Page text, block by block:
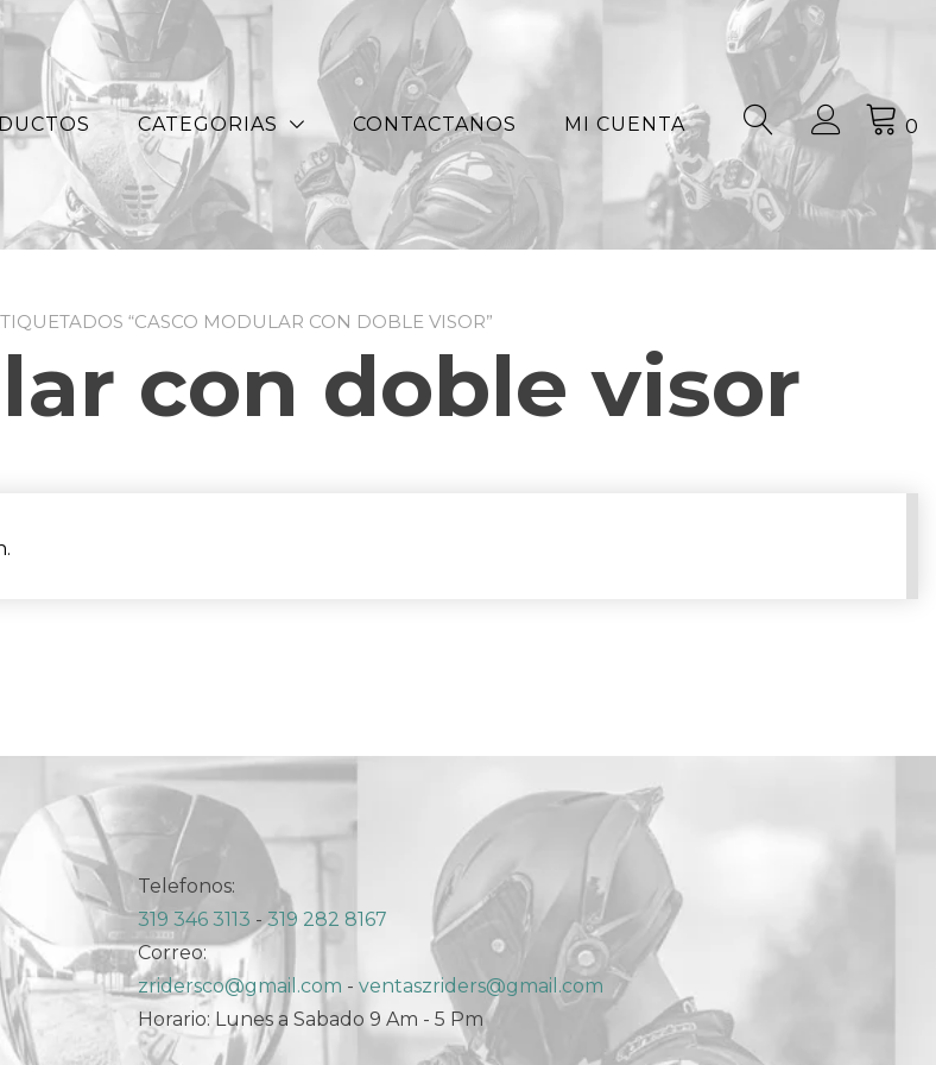
CATEGORIAS CONTACTANOS MI CUENTA 0
“CASCO MODULAR CON DOBLE VISOR”
con doble visor
Telefonos:
319 346 3113 -319 282 8167
Correo:
zridersco@gmail.com - ventaszriders@gmail.com
Horario: Lunes a Sabado 9 Am - 5 Pm